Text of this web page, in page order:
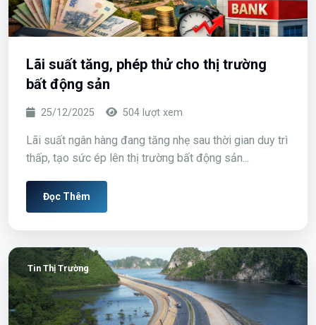
Tin Thị Trường
Lãi suất tăng, phép thử cho thị trường
bất động sản
25/12/2025 504 lượt xem
Lãi suất ngân hàng đang tăng nhẹ sau thời gian duy trì
thấp, tạo sức ép lên thị trường bất động sản...